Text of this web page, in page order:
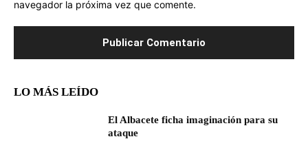
navegador la próxima vez que comente.
LO MÁS LEÍDO
El Albacete ficha imaginación para su
ataque